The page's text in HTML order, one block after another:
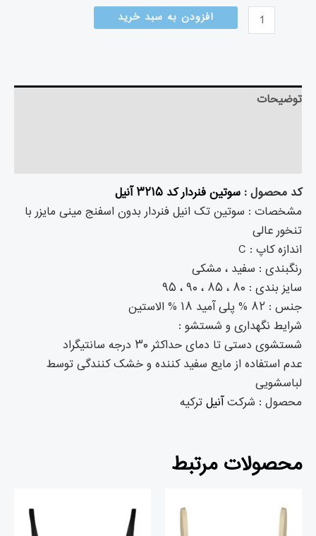
افزودن به سبد خرید
توضیحات
کد محصول : سوتین فنردار کد ۳۲۱۵ آنیل
مشخصات : سوتین تک انیل فنردار بدون اسفنج مینی مایزر با
تنخور عالی
اندازه کاپ : C
رنگبندی : سفید ، مشکی
سایز بندی : ۸۰ ، ۸۵ ، ۹۰ ، ۹۵
جنس : ۸۲ % پلی آمید ۱۸ % الاستین
شرایط نگهداری و شستشو :
شستشوی دستی تا دمای حداکثر ۳۰ درجه سانتیگراد
عدم استفاده از مایع سفید کننده و خشک کنندگی توسط
لباسشویی
محصول : شرکتآنیلترکیه
محصولات مرتبط
تومان۲,۴۳۰,۰۰۰
تومان۲,۳۰۰,۰۰۰ تومان۲,۲۶۸,۰۰۰